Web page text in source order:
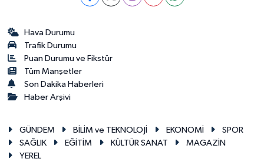
Hava Durumu
Trafik Durumu
Puan Durumu ve Fikstür
Tüm Manşetler
Son Dakika Haberleri
Haber Arşivi
GÜNDEM BİLİM ve TEKNOLOJİ EKONOMİ
SPOR
SAĞLIK
EĞİTİM KÜLTÜR SANAT
MAGAZİN
YEREL